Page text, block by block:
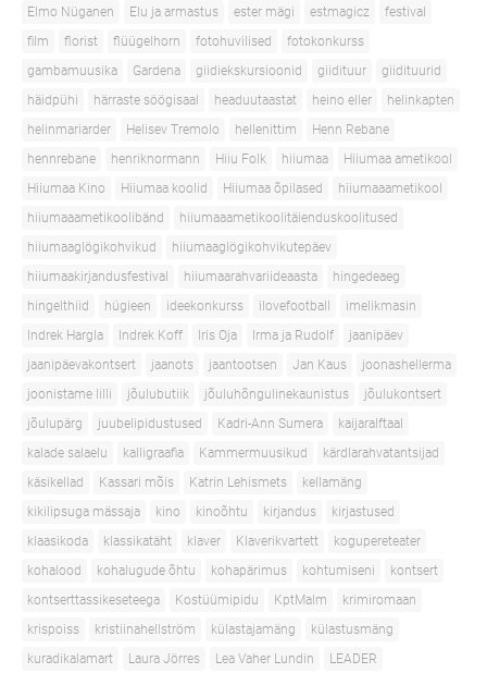
Elmo Nüganen
Elu ja armastus ester mägi estmagicz
festival
film
florist flüügelhorn fotohuvilised
fotokonkurss
gambamuusika
Gardena giidiekskursioonid giidituur
giidituurid
häidpühi
härraste söögisaal headuutaastat heino eller
helinkapten
helinmariarder
Helisev Tremolo hellenittim
Henn Rebane
hennrebane
henriknormann Hiiu Folk hiiumaa
Hiiumaa ametikool
Hiiumaa Kino
Hiiumaa koolid Hiiumaa õpilased
hiiumaaametikool
hiiumaaametikoolibänd
hiiumaaametikoolitäienduskoolitused
hiiumaaglögikohvikud
hiiumaaglögikohvikutepäev
hiiumaakirjandusfestival
hiiumaarahvariideaasta
hingedeaeg
hingelthiid
hügieen ideekonkurss ilovefootball
imelikmasin
Indrek Hargla
Indrek Koff Iris Oja Irma ja Rudolf
jaanipäev
jaanipäevakontsert
jaanots jaantootsen Jan Kaus
joonashellerma
joonistame lilli
jõulubutiik jõuluhõngulinekaunistus
jõulukontsert
jõulupärg
juubelipidustused Kadri-Ann Sumera
kaijaralftaal
kalade salaelu
kalligraafia Kammermuusikud
kärdlarahvatantsijad
käsikellad
Kassari mõis Katrin Lehismets
kellamäng
kikilipsuga mässaja
kino kinoõhtu kirjandus
kirjastused
klaasikoda
klassikatäht klaver Klaverikvartett
kogupereteater
kohalood
kohalugude õhtu kohapärimus kohtumiseni
kontsert
kontserttassikeseteega
Kostüümipidu KptMalm
krimiromaan
krispoiss
kristiinahellström külastajamäng
külastusmäng
kuradikalamart
Laura Jörres Lea Vaher Lundin
LEADER